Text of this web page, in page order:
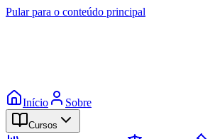
Pular para o conteúdo principal
Início Sobre
Cursos